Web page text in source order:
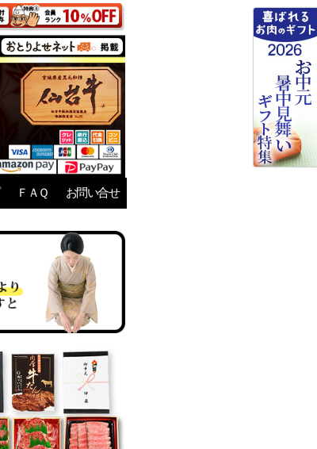
ＦＡＱ お問い合せ